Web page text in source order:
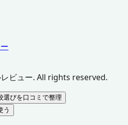
ビュー. All rights reserved.
選びを口コミで整理
う